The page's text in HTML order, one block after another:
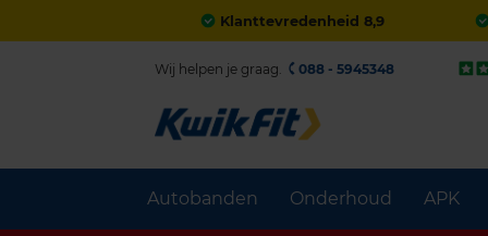
Klanttevredenheid 8,9
Autobanden Onderhoud APK
Wij helpen je graag. 088 - 5945348